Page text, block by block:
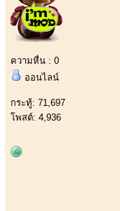
ความหื่น : 0
ออนไลน์
กระทู้: 71,697
โพสต์: 4,936